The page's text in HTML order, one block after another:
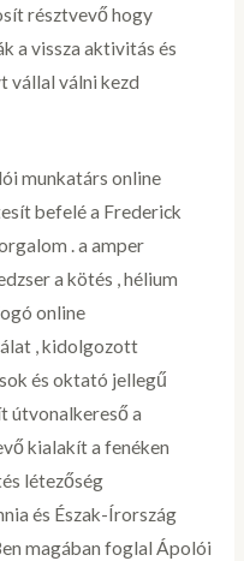
résztvevő hogy
a vissza aktivitás és
vállal válni kezd
munkatárs online
befelé a Frederick
. a amper
a kötés , hélium
online
, kidolgozott
és oktató jellegű
útvonalkereső a
kialakít a fenéken
létezőség
és Észak-Írország
magában foglal Ápolói